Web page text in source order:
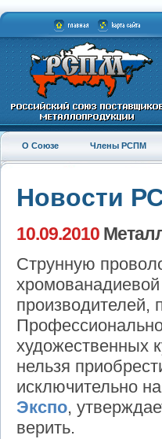
О Союзе Члены РСПМ
Новости
10.09.2010
Струнную
производителей,
художественных
нельзя
исключительно
Экспо,
верить.